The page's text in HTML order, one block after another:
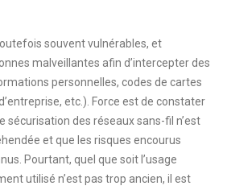
souvent vulnérables, et
malveillantes afin d’intercepter des
personnelles, codes de cartes
etc.). Force est de constater
sécurisation des réseaux sans-fil n’est
et que les risques encourus
Pourtant, quel que soit l’usage
utilisé n’est pas trop ancien, il est